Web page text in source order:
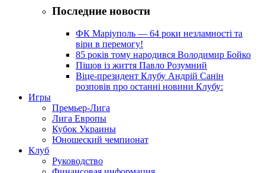
Последние новости
ФК Маріуполь — 64 роки незламності та
віри в перемогу!
85 років тому народився Володимир Бойко
Пішов із життя Павло Розумний
Віце-президент Клубу Андрій Санін
розповів про останні новини Клубу:
Игры
Премьер-Лига
Лига Европы
Кубок Украины
Юношеский чемпионат
Клуб
Руководство